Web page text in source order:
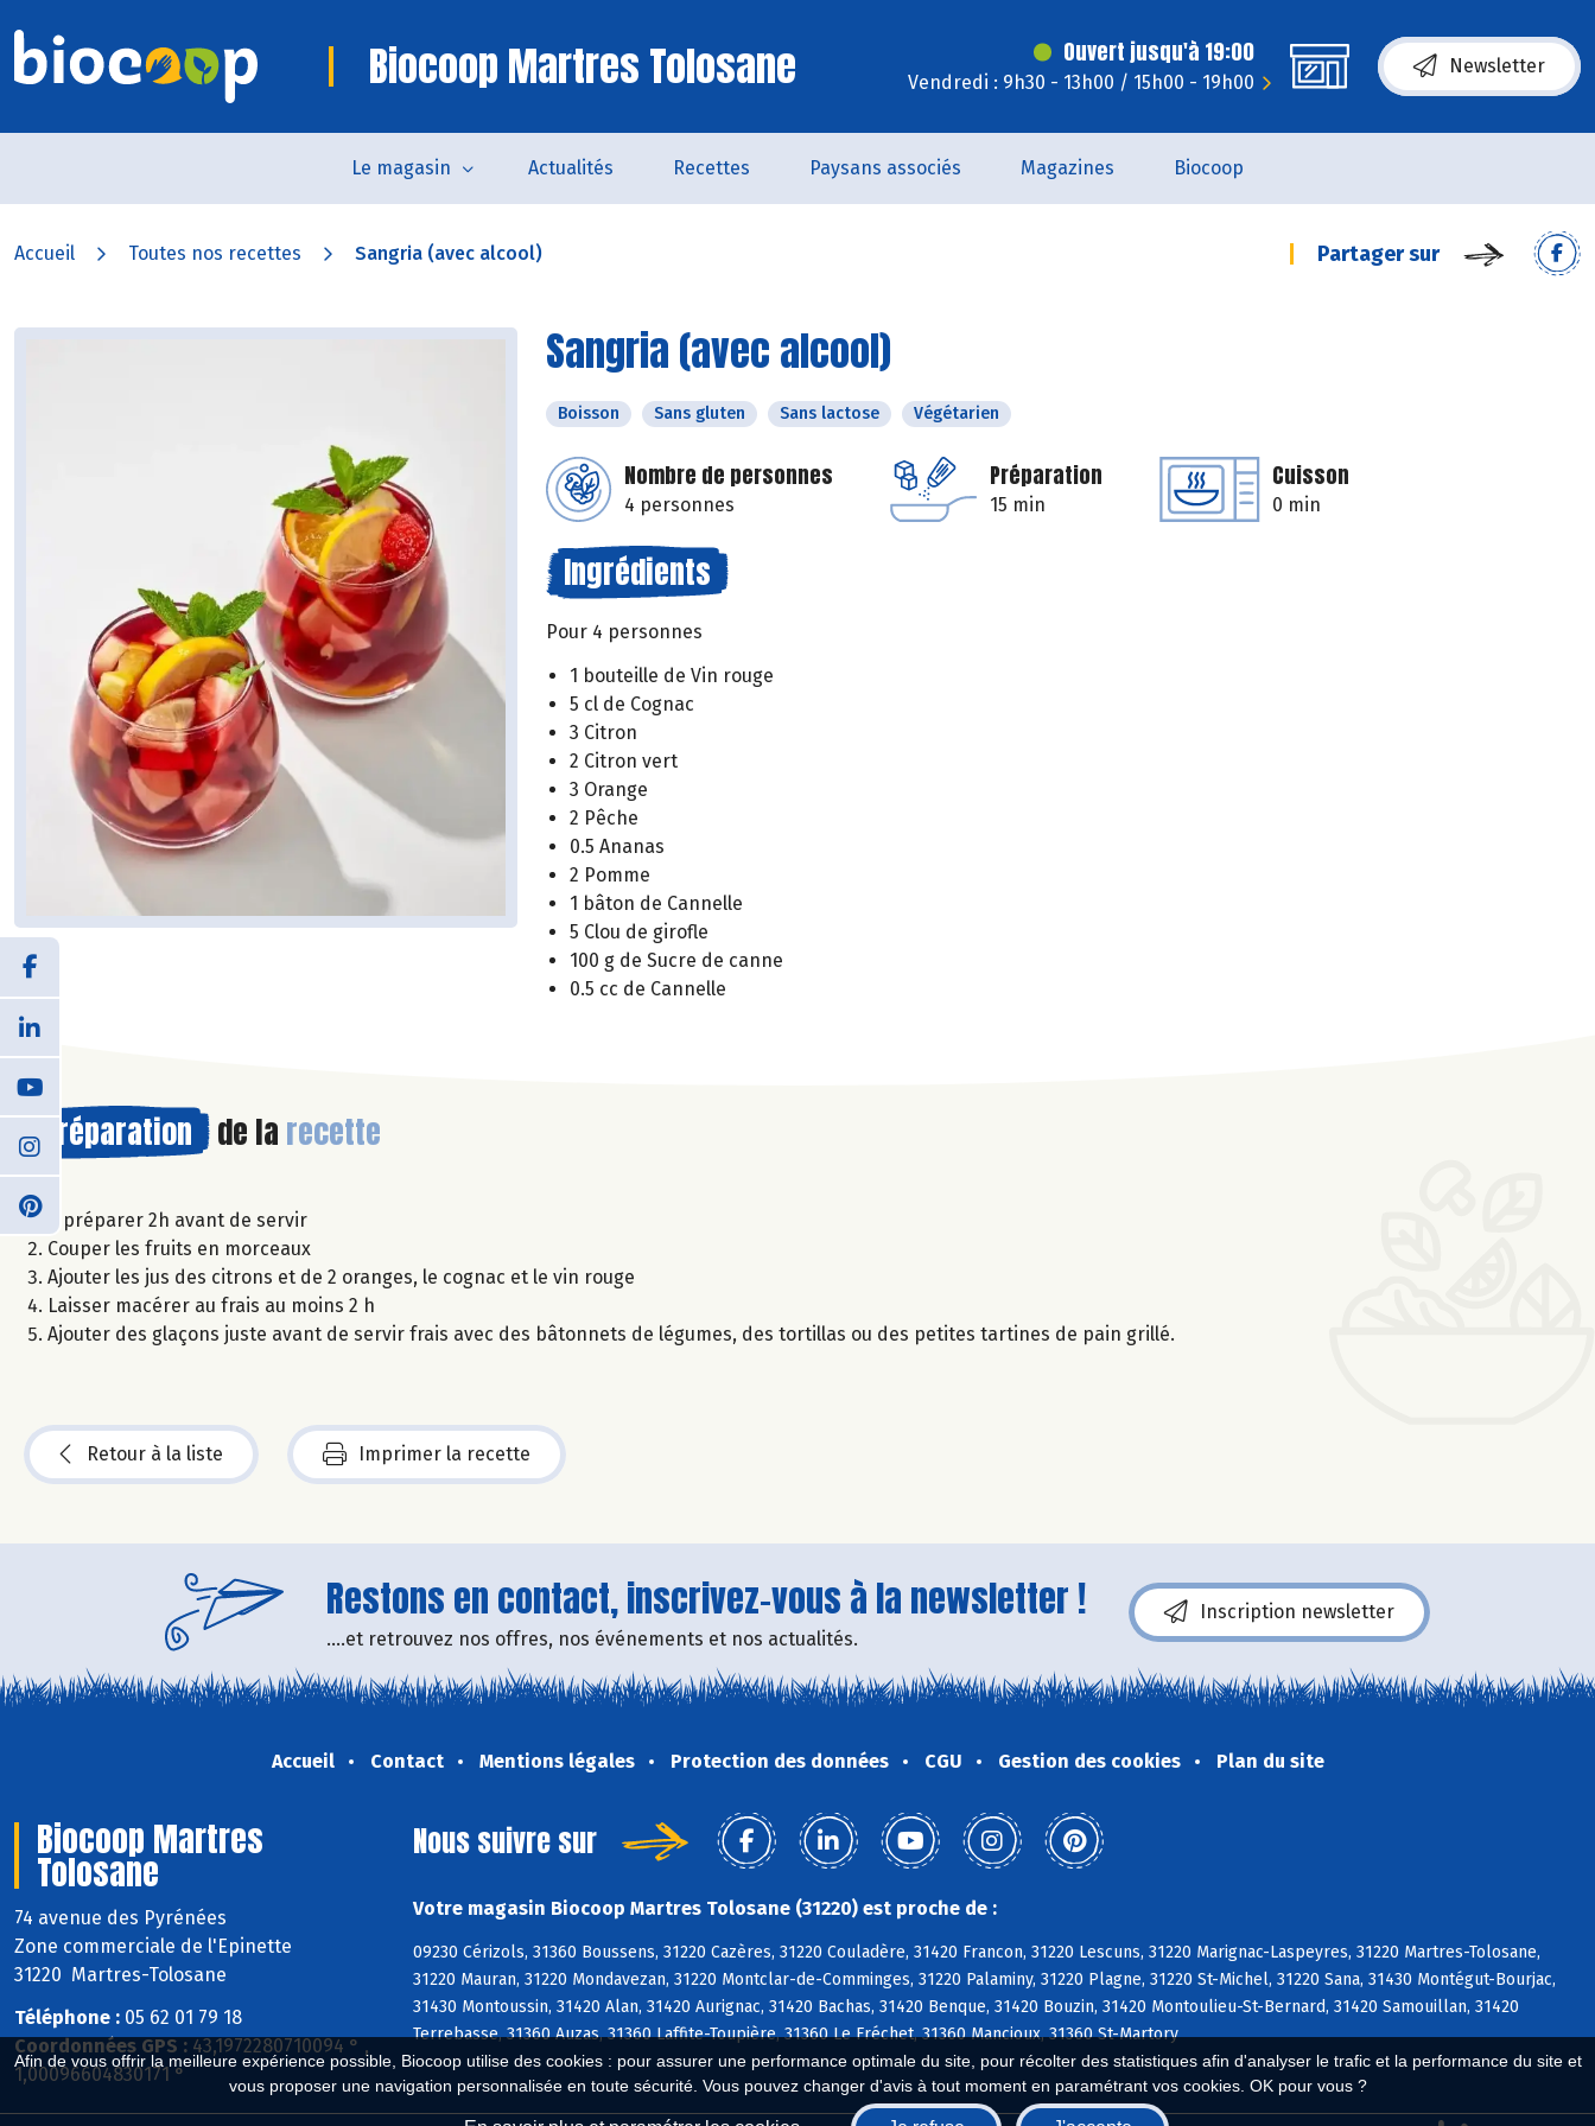
Afin de vous offrir la meilleure expérience possible, Biocoop utilise des cookies : pour assurer une performance optimale du site, pour récolter des statistiques afin d'analyser le trafic et la performance du site et
vous proposer une navigation personnalisée en toute sécurité. Vous pouvez changer d'avis à tout moment en paramétrant vos cookies. OK pour vous ?
Biocoop Martres Tolosane Ouvert jusqu'à 19:00
Vendredi : 9h30 - 13h00 / 15h00 - 19h00
Newsletter
Le magasin Actualités Recettes Paysans associés Magazines Biocoop
Accueil Toutes nos recettes Sangria (avec alcool) Partager sur
Sangria (avec alcool)
Boisson Sans gluten Sans lactose Végétarien
Nombre de personnes
4 personnes
Préparation
15 min
Cuisson
0 min
Ingrédients
Pour 4 personnes
1 bouteille de Vin rouge
5 cl de Cognac
3 Citron
2 Citron vert
3 Orange
2 Pêche
0.5 Ananas
2 Pomme
1 bâton de Cannelle
5 Clou de girofle
100 g de Sucre de canne
0.5 cc de Cannelle
Préparation de la recette
A préparer 2h avant de servir
Couper les fruits en morceaux
Ajouter les jus des citrons et de 2 oranges, le cognac et le vin rouge
Laisser macérer au frais au moins 2 h
Ajouter des glaçons juste avant de servir frais avec des bâtonnets de légumes, des tortillas ou des petites tartines de pain grillé.
Retour à la liste Imprimer la recette
Restons en contact, inscrivez-vous à la newsletter !
....et retrouvez nos offres, nos événements et nos actualités.
Inscription newsletter
Accueil Contact Mentions légales Protection des données CGU Gestion des cookies Plan du site
Biocoop Martres
Tolosane
74 avenue des Pyrénées
Zone commerciale de l'Epinette
31220 Martres-Tolosane
Téléphone : 05 62 01 79 18
Coordonnées GPS : 43,1972280710094 ° ,
1,00096604830171 °
Nous suivre sur
Votre magasin Biocoop Martres Tolosane (31220) est proche de :
09230 Cérizols, 31360 Boussens, 31220 Cazères, 31220 Couladère, 31420 Francon, 31220 Lescuns, 31220 Marignac-Laspeyres, 31220 Martres-Tolosane,
31220 Mauran, 31220 Mondavezan, 31220 Montclar-de-Comminges, 31220 Palaminy, 31220 Plagne, 31220 St-Michel, 31220 Sana, 31430 Montégut-Bourjac,
31430 Montoussin, 31420 Alan, 31420 Aurignac, 31420 Bachas, 31420 Benque, 31420 Bouzin, 31420 Montoulieu-St-Bernard, 31420 Samouillan, 31420
Terrebasse, 31360 Auzas, 31360 Laffite-Toupière, 31360 Le Fréchet, 31360 Mancioux, 31360 St-Martory